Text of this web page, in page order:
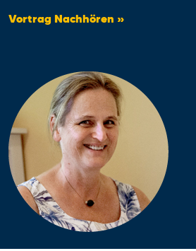
Vortrag Nachhören »